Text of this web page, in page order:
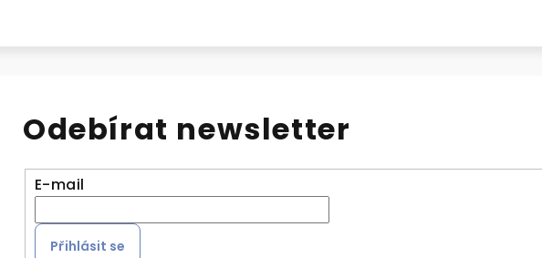
Odebírat newsletter
E-mail
Přihlásit se